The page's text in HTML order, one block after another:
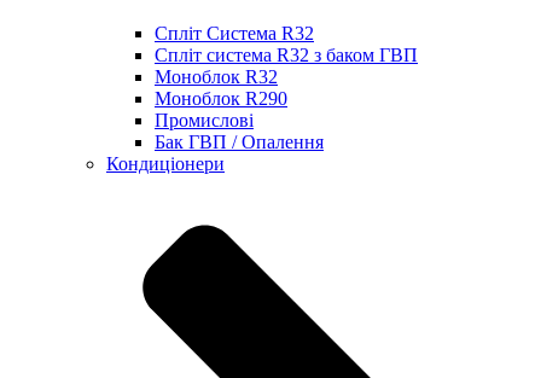
Спліт Система R32
Спліт система R32 з баком ГВП
Моноблок R32
Моноблок R290
Промислові
Бак ГВП / Опалення
Кондиціонери